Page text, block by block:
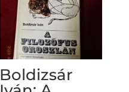
Boldizsár